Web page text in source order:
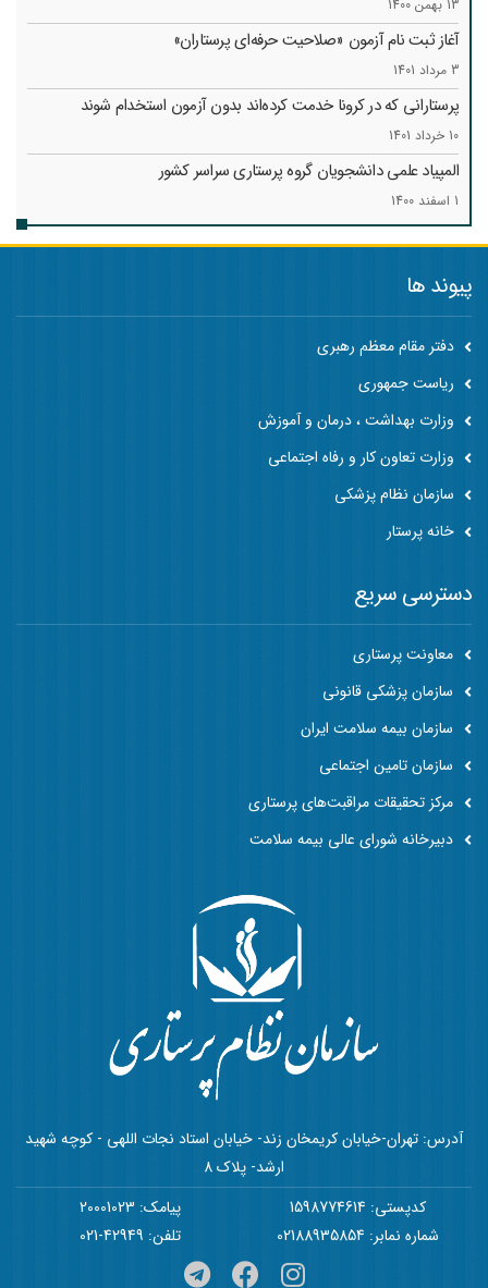
13 بهمن 1400
آغاز ثبت نام آزمون «صلاحیت حرفه‌ای پرستاران»
3 مرداد 1401
پرستارانی که در کرونا خدمت کرد‌ه‌اند بدون آزمون استخدام شوند
10 خرداد 1401
المپیاد علمی دانشجویان گروه پرستاری سراسر کشور
1 اسفند 1400
پیوند ها
دفتر مقام معظم رهبری
ریاست جمهوری
وزارت بهداشت ، درمان و آموزش
وزارت تعاون کار و رفاه اجتماعی
سازمان نظام پزشکی
خانه پرستار
آدرس: تهران-خیابان کریمخان زند- خیابان استاد نجات اللهی - کوچه شهید
ارشد- پلاک 8
کدپستی: 1598774614
پیامک: 20001023
شماره نمابر: 02188935854
تلفن: 42949-021
دسترسی سریع
معاونت پرستاری
سازمان پزشکی قانونی
سازمان بیمه سلامت ایران
سازمان تامین اجتماعی
مرکز تحقیقات مراقبت‌های پرستاری
دبیرخانه شورای عالی بیمه سلامت